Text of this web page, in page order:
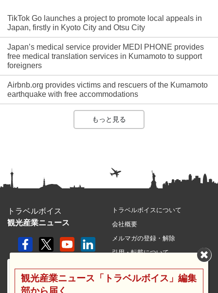
TikTok Go launches a project to promote local appeals in
Japan, firstly in Kyoto City and Otsu City
Japan’s medical service provider MEDI PHONE provides
free medical translation services in Kumamoto to support
foreigners
Airbnb.org provides victims and rescuers of the Kumamoto
earthquake with free accommodations
もっと見る
トラベルボイス
観光産業ニュース
トラベルボイスについて
会社概要
メルマガの登録・解除
引用・転載について
利用規約
観光産業ニュース「トラベルボイス」編集
部から届く